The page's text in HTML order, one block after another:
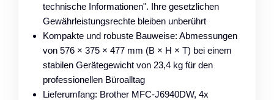
technische Informationen". Ihre gesetzlichen
Gewährleistungsrechte bleiben unberührt
Kompakte und robuste Bauweise: Abmessungen
von 576 × 375 × 477 mm (B × H × T) bei einem
stabilen Gerätegewicht von 23,4 kg für den
professionellen Büroalltag
Lieferumfang: Brother MFC-J6940DW, 4x